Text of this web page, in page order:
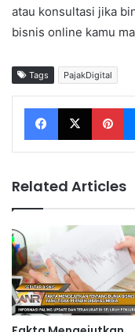
atau konsultasi jika
bisnis online kamu
Tags PajakDigital
Facebook X Pinterest
Related Articles